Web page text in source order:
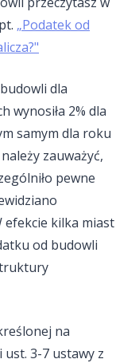
„Podatek od
dla
wynosiła 2% dla
samym dla roku
zauważyć,
pewne
efekcie kilka miast
od budowli
na
3-7 ustawy z